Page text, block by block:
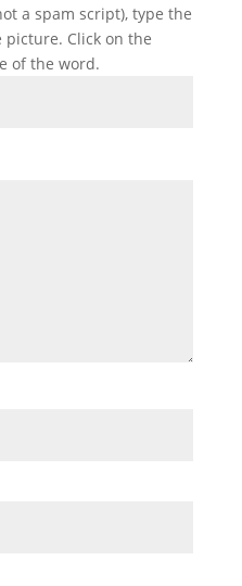
a spam script), type the
Click on the
of the word.